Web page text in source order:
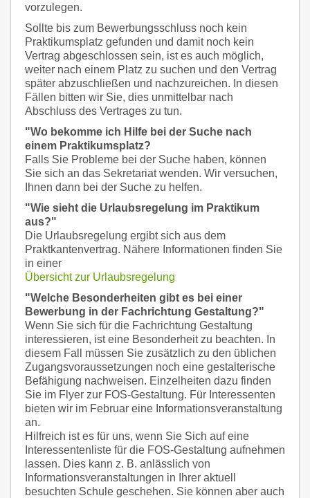
vorzulegen.
Sollte bis zum Bewerbungsschluss noch kein
Praktikumsplatz gefunden und damit noch kein
Vertrag abgeschlossen sein, ist es auch möglich,
weiter nach einem Platz zu suchen und den Vertrag
später abzuschließen und nachzureichen. In diesen
Fällen bitten wir Sie, dies unmittelbar nach
Abschluss des Vertrages zu tun.
"Wo bekomme ich Hilfe bei der Suche nach
einem Praktikumsplatz?
Falls Sie Probleme bei der Suche haben, können
Sie sich an das Sekretariat wenden. Wir versuchen,
Ihnen dann bei der Suche zu helfen.
"Wie sieht die Urlaubsregelung im Praktikum
aus?"
Die Urlaubsregelung ergibt sich aus dem
Praktkantenvertrag. Nähere Informationen finden Sie
in einer
Übersicht zur Urlaubsregelung
"Welche Besonderheiten gibt es bei einer
Bewerbung in der Fachrichtung Gestaltung?"
Wenn Sie sich für die Fachrichtung Gestaltung
interessieren, ist eine Besonderheit zu beachten. In
diesem Fall müssen Sie zusätzlich zu den üblichen
Zugangsvoraussetzungen noch eine gestalterische
Befähigung nachweisen. Einzelheiten dazu finden
Sie im Flyer zur FOS-Gestaltung. Für Interessenten
bieten wir im Februar eine Informationsveranstaltung
an.
Hilfreich ist es für uns, wenn Sie Sich auf eine
Interessentenliste für die FOS-Gestaltung aufnehmen
lassen. Dies kann z. B. anlässlich von
Informationsveranstaltungen in Ihrer aktuell
besuchten Schule geschehen. Sie können aber auch